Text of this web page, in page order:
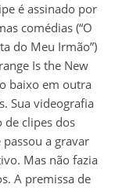
é assinado por
comédias (“O
do Meu Irmão”)
Is the New
baixo em outra
Sua videografia
de clipes dos
a gravar
Mas não fazia
A premissa de